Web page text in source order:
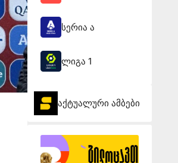
სერია ა
ლიგა 1
აქტუალური ამბები